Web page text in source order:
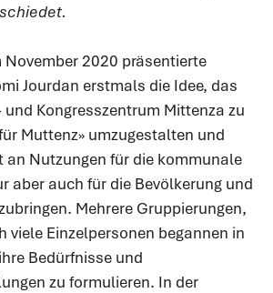
November 2020 präsentierte
Jourdan erstmals die Idee, das
Kongresszentrum Mittenza zu
Muttenz» umzugestalten und
an Nutzungen für die kommunale
aber auch für die Bevölkerung und
Mehrere Gruppierungen,
viele Einzelpersonen begannen in
Bedürfnisse und
zu formulieren. In der